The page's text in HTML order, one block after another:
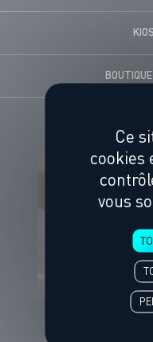
VENIR À
Ce
cookies
vous